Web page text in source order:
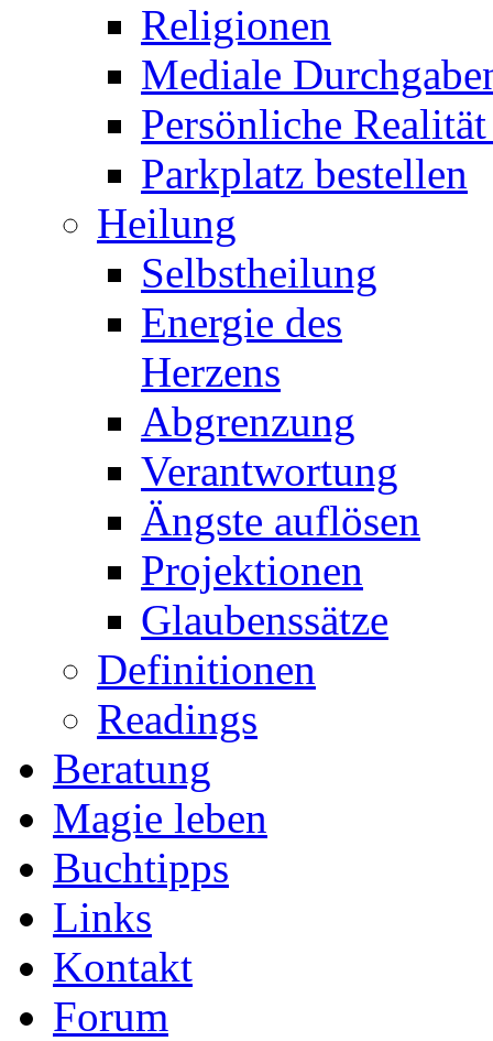
Religionen
Mediale
Persönliche
Parkplatz bestellen
Heilung
Selbstheilung
Energie des
Herzens
Abgrenzung
Verantwortung
Ängste auflösen
Projektionen
Glaubenssätze
Definitionen
Readings
Beratung
Magie leben
Buchtipps
Links
Kontakt
Forum